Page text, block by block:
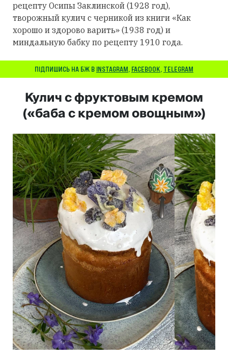
рецепту Осипы Заклинской (1928 год),
творожный кулич с черникой из книги «Как
хорошо и здорово варить» (1938 год) и
миндальную бабку по рецепту 1910 года.
ПІДПИШИСЬ НА БЖ В INSTAGRAM, FACEBOOK, TELEGRAM
Кулич с фруктовым кремом
(«баба с кремом овощным»)